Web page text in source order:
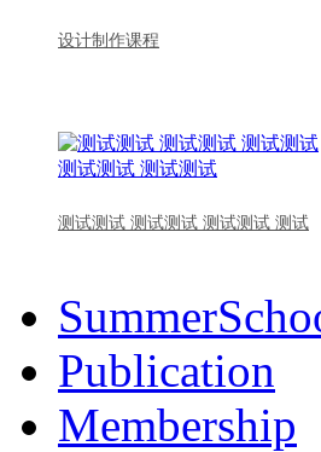
设计制作课程
测试测试 测试测试 测试测试 测试
Publication
Membership